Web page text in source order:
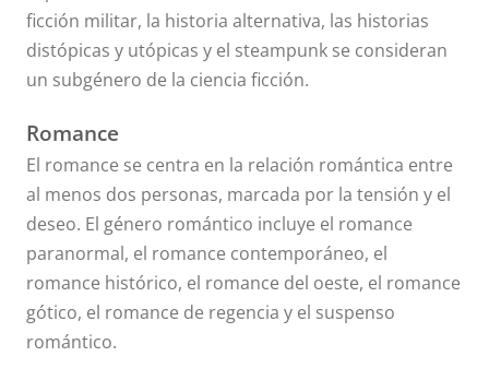
ficción militar, la historia alternativa, las historias
distópicas y utópicas y el steampunk se consideran
un subgénero de la ciencia ficción.
Romance
El romance se centra en la relación romántica entre
al menos dos personas, marcada por la tensión y el
deseo. El género romántico incluye el romance
paranormal, el romance contemporáneo, el
romance histórico, el romance del oeste, el romance
gótico, el romance de regencia y el suspenso
romántico.